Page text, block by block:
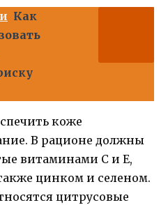
Как
коже
В рационе должны
витаминами С и Е,
цинком и селеном.
цитрусовые